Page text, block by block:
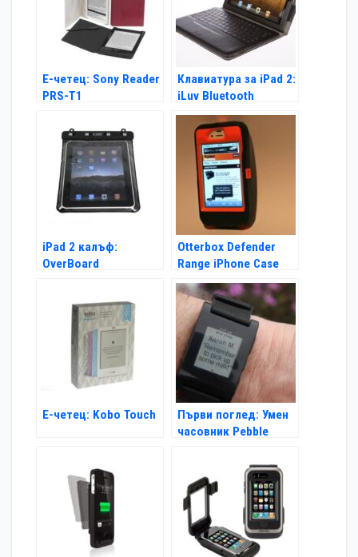
Е-четец: Sony Reader
PRS-T1
Клавиатура за iPad 2:
iLuv Bluetooth
Keyboard
iPad 2 калъф:
OverBoard
Otterbox Defender
Range iPhone Case
Е-четец: Kobo Touch
Първи поглед: Умен
часовник Pebble